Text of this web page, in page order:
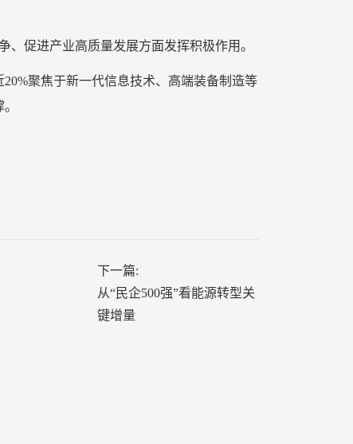
、促进产业高质量发展方面发挥积极作用。
聚焦于新一代信息技术、高端装备制造等
下一篇:
从“民企500强”看能源转型关
键增量